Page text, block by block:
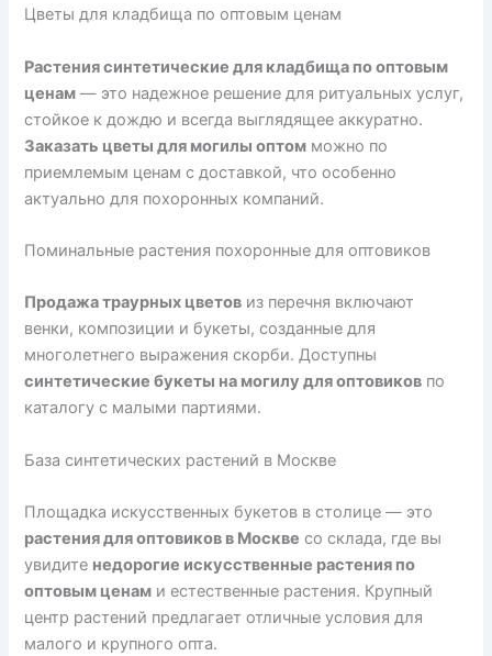
Цветы для кладбища по оптовым ценам
Растения синтетические для кладбища по оптовым
ценам — это надежное решение для ритуальных услуг,
стойкое к дождю и всегда выглядящее аккуратно.
Заказать цветы для могилы оптом можно по
приемлемым ценам с доставкой, что особенно
актуально для похоронных компаний.
Поминальные растения похоронные для оптовиков
Продажа траурных цветов из перечня включают
венки, композиции и букеты, созданные для
многолетнего выражения скорби. Доступны
синтетические букеты на могилу для оптовиков по
каталогу с малыми партиями.
База синтетических растений в Москве
Площадка искусственных букетов в столице — это
растения для оптовиков в Москве со склада, где вы
увидите недорогие искусственные растения по
оптовым ценам и естественные растения. Крупный
центр растений предлагает отличные условия для
малого и крупного опта.